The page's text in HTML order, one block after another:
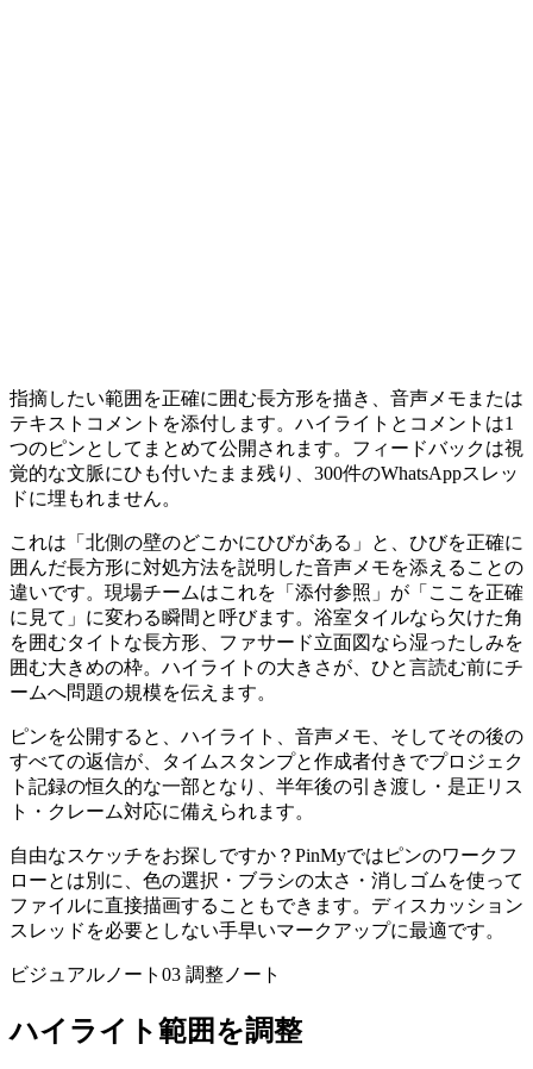
指摘したい範囲を正確に囲む長方形を描き、音声メモまたは
テキストコメントを添付します。ハイライトとコメントは1
つのピンとしてまとめて公開されます。フィードバックは視
覚的な文脈にひも付いたまま残り、300件のWhatsAppスレッ
ドに埋もれません。
これは「北側の壁のどこかにひびがある」と、ひびを正確に
囲んだ長方形に対処方法を説明した音声メモを添えることの
違いです。現場チームはこれを「添付参照」が「ここを正確
に見て」に変わる瞬間と呼びます。浴室タイルなら欠けた角
を囲むタイトな長方形、ファサード立面図なら湿ったしみを
囲む大きめの枠。ハイライトの大きさが、ひと言読む前にチ
ームへ問題の規模を伝えます。
ピンを公開すると、ハイライト、音声メモ、そしてその後の
すべての返信が、タイムスタンプと作成者付きでプロジェク
ト記録の恒久的な一部となり、半年後の引き渡し・是正リス
ト・クレーム対応に備えられます。
自由なスケッチをお探しですか？PinMyではピンのワークフ
ローとは別に、色の選択・ブラシの太さ・消しゴムを使って
ファイルに直接描画することもできます。ディスカッション
スレッドを必要としない手早いマークアップに最適です。
ビジュアルノート03 調整ノート
ハイライト範囲を調整